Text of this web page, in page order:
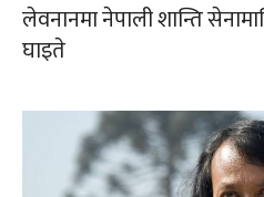
लेवनानमा नेपाली शान्ति
घाइते